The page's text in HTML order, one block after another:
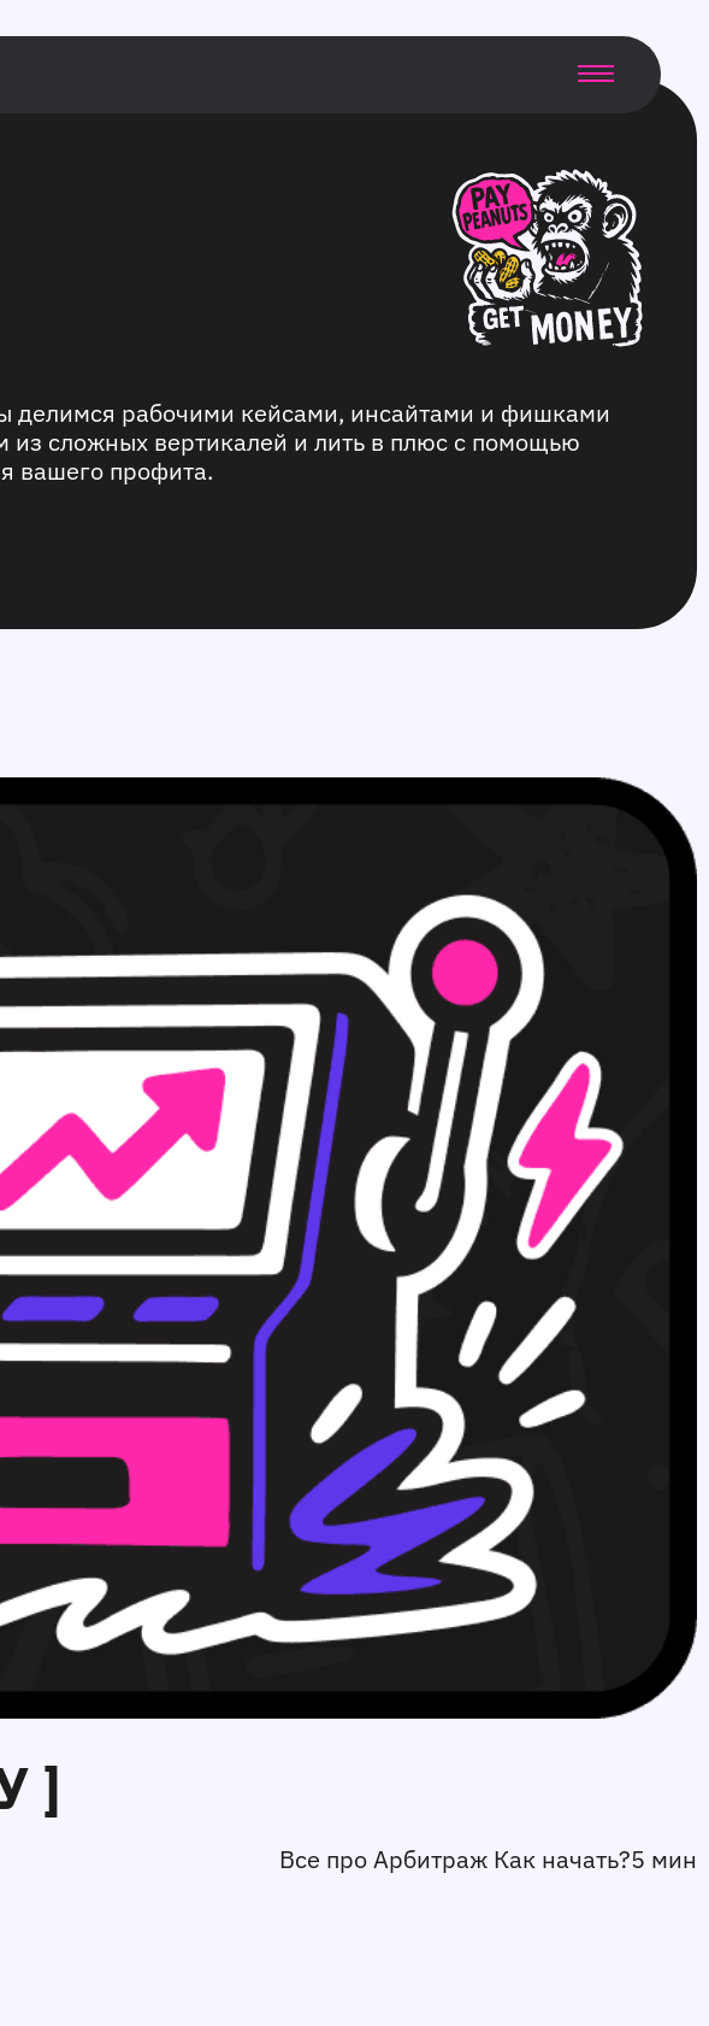
делимся рабочими кейсами, инсайтами и фишками
сложных вертикалей и лить в плюс с помощью
вашего профита.
]
Все про Арбитраж Как начать?5 мин